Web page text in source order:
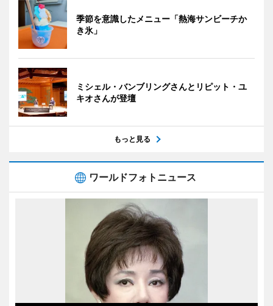
季節を意識したメニュー「熱海サンビーチか
き氷」
ミシェル・バンブリングさんとリピット・ユ
キオさんが登壇
もっと見る
ワールドフォトニュース